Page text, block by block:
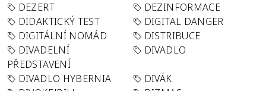
DEZERT
DEZINFORMACE
DIDAKTICKÝ TEST
DIGITAL DANGER
DIGITÁLNÍ NOMÁD
DISTRIBUCE
DIVADELNÍ
PŘEDSTAVENÍ
DIVADLO
DIVADLO HYBERNIA
DIVÁK